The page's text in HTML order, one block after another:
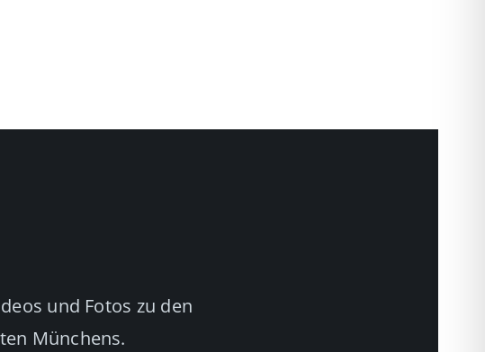
und Fotos zu den
Münchens.